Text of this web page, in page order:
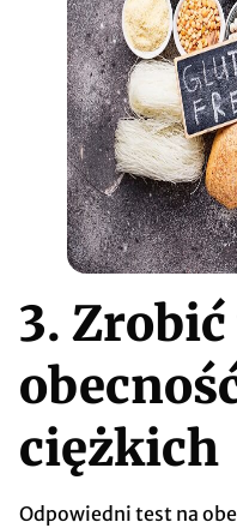
3.
ciężkich
Odpowiedni test na